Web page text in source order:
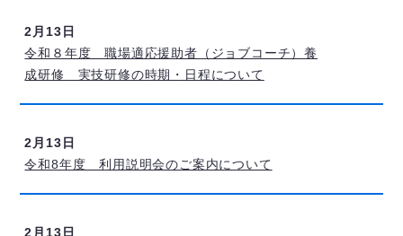
2月13日
令和８年度 職場適応援助者（ジョブコーチ）養
成研修 実技研修の時期・日程について
2月13日
令和8年度 利用説明会のご案内について
2月13日